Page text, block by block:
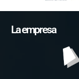
La empresa